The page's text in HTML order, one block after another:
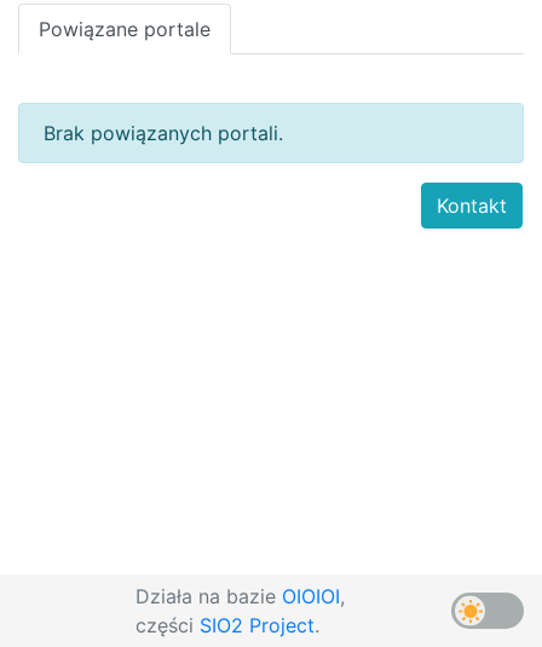
Powiązane portale
Brak powiązanych portali.
Działa na bazie OIOIOI,
części SIO2 Project.
Kontakt